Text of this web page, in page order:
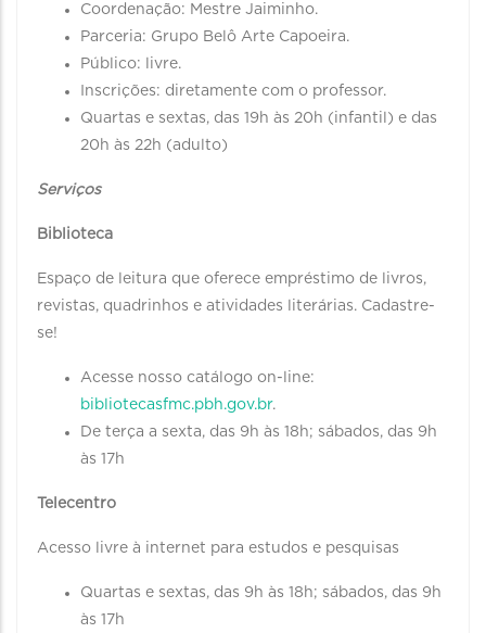
Coordenação: Mestre Jaiminho.
Parceria: Grupo Belô Arte Capoeira.
Público: livre.
Inscrições: diretamente com o professor.
Quartas e sextas, das 19h às 20h (infantil) e das
20h às 22h (adulto)
Serviços
Biblioteca
Espaço de leitura que oferece empréstimo de livros,
revistas, quadrinhos e atividades literárias. Cadastre-
se!
Acesse nosso catálogo on-line:
bibliotecasfmc.pbh.gov.br.
De terça a sexta, das 9h às 18h; sábados, das 9h
às 17h
Telecentro
Acesso livre à internet para estudos e pesquisas
Quartas e sextas, das 9h às 18h; sábados, das 9h
às 17h